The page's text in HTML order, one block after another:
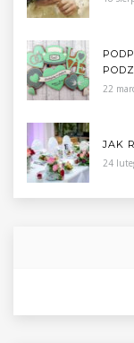
22
JAK
24